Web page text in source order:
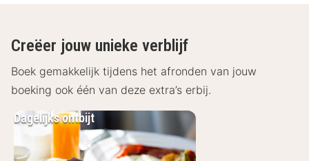
bezienswaardigheden en musea.
Faciliteiten Auberge du Pêcheur
ingericht. Elke kamer beschikt over een televisie, gratis
WiFi en een badkamer met douche en toilet.
Creëer jouw unieke verblijf
Boek gemakkelijk tijdens het afronden van jouw
boeking ook één van deze extra’s erbij.
Dagelijks ontbijt